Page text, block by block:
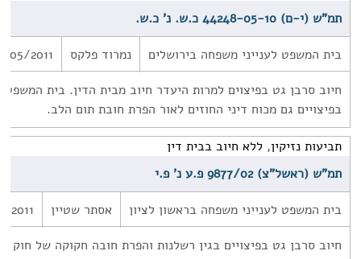
תמ"ש (י-ם) 44248-05-10 כ.ש. נ' כ.ש.
בית המשפט לענייני משפחה בירושלים נמרוד פלקס
05/2011
חיוב סרבן גט בפיצוים למרות היעדר חיוב מבית הדין. בית המשפט
בפיצויים גם מכוח דיני החוזים לאור הפרת חובת תום הלב.
תביעות נזיקין, ללא חיוב בבית דין
תמ"ש (ראשל"צ) 9877/02 פ.ע נ' פ.י
בית המשפט לענייני משפחה בראשון לציון אסתר שטיין
2011
חיוב סרבן גט בפיצויים בגין רשלנות והפרת חובה חקוקה של חוק